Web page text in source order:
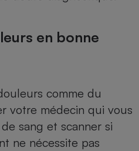
en bonne
comme du
votre médecin qui vous
sang et scanner si
ne nécessite pas